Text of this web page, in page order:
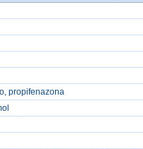
propifenazona